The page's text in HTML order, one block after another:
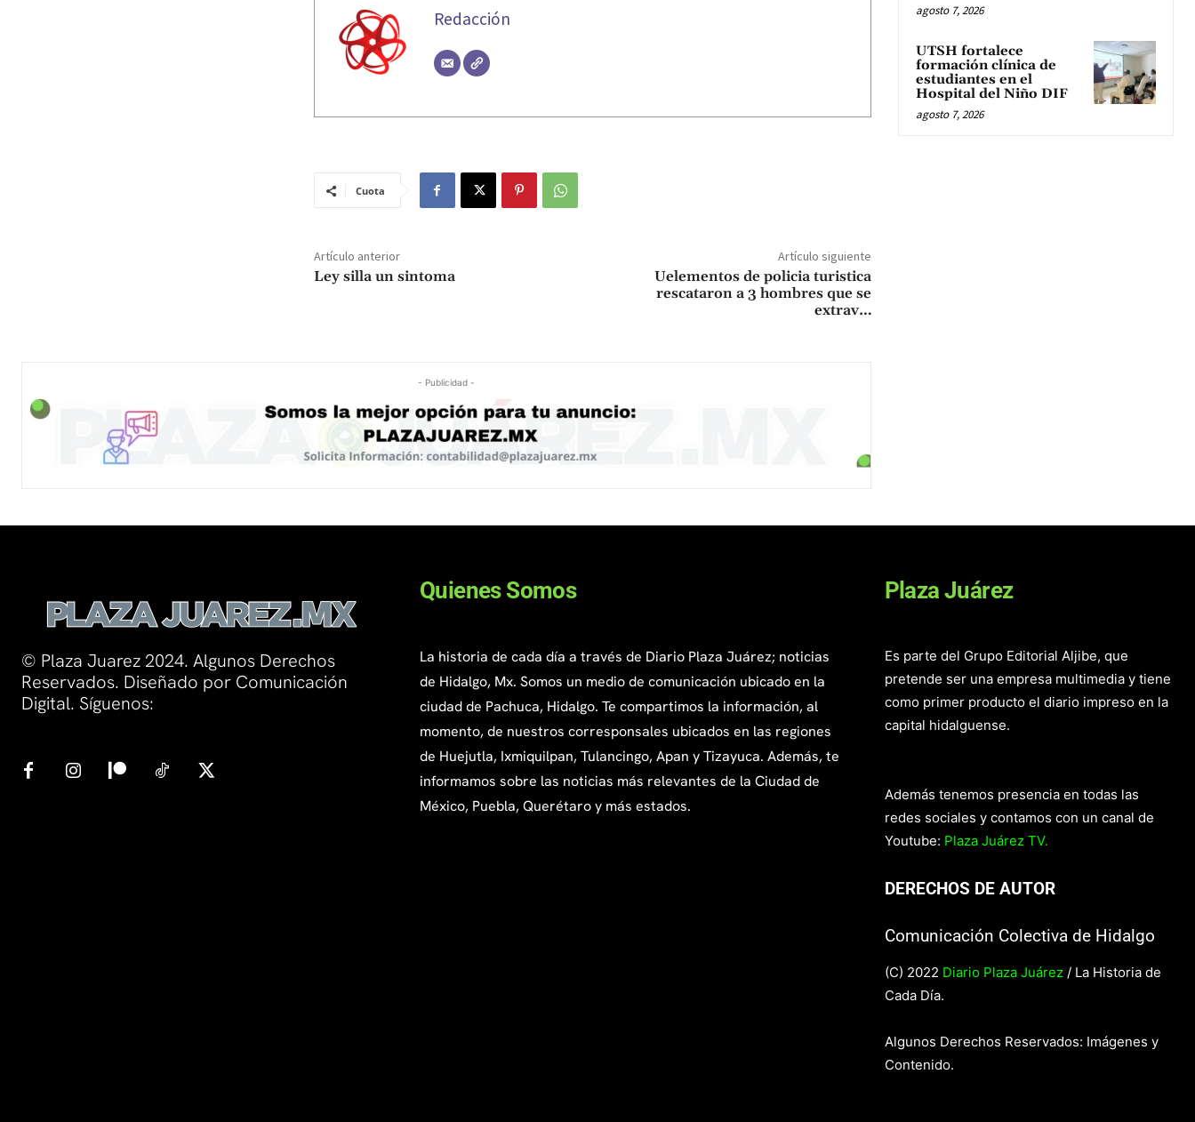
Redacción
Cuota
Artículo anterior
Ley silla un sintoma
Artículo siguiente
Uelementos de policia turistica
rescataron a 3 hombres que se
extrav…
- Publicidad -
agosto 7, 2026
UTSH fortalece
formación clínica de
estudiantes en el
Hospital del Niño DIF
agosto 7, 2026
© Plaza Juarez 2024. Algunos Derechos
Reservados. Diseñado por Comunicación
Digital. Síguenos:
Quienes Somos
La historia de cada día a través de Diario Plaza Juárez; noticias
de Hidalgo, Mx. Somos un medio de comunicación ubicado en la
ciudad de Pachuca, Hidalgo. Te compartimos la información, al
momento, de nuestros corresponsales ubicados en las regiones
de Huejutla, Ixmiquilpan, Tulancingo, Apan y Tizayuca. Además, te
informamos sobre las noticias más relevantes de la Ciudad de
México, Puebla, Querétaro y más estados.
Plaza Juárez
Es parte del Grupo Editorial Aljibe, que
pretende ser una empresa multimedia y tiene
como primer producto el diario impreso en la
capital hidalguense.
Además tenemos presencia en todas las
redes sociales y contamos con un canal de
Youtube: Plaza Juárez TV.
DERECHOS DE AUTOR
Comunicación Colectiva de Hidalgo
(C) 2022 Diario Plaza Juárez / La Historia de
Cada Día.
Algunos Derechos Reservados: Imágenes y
Contenido.